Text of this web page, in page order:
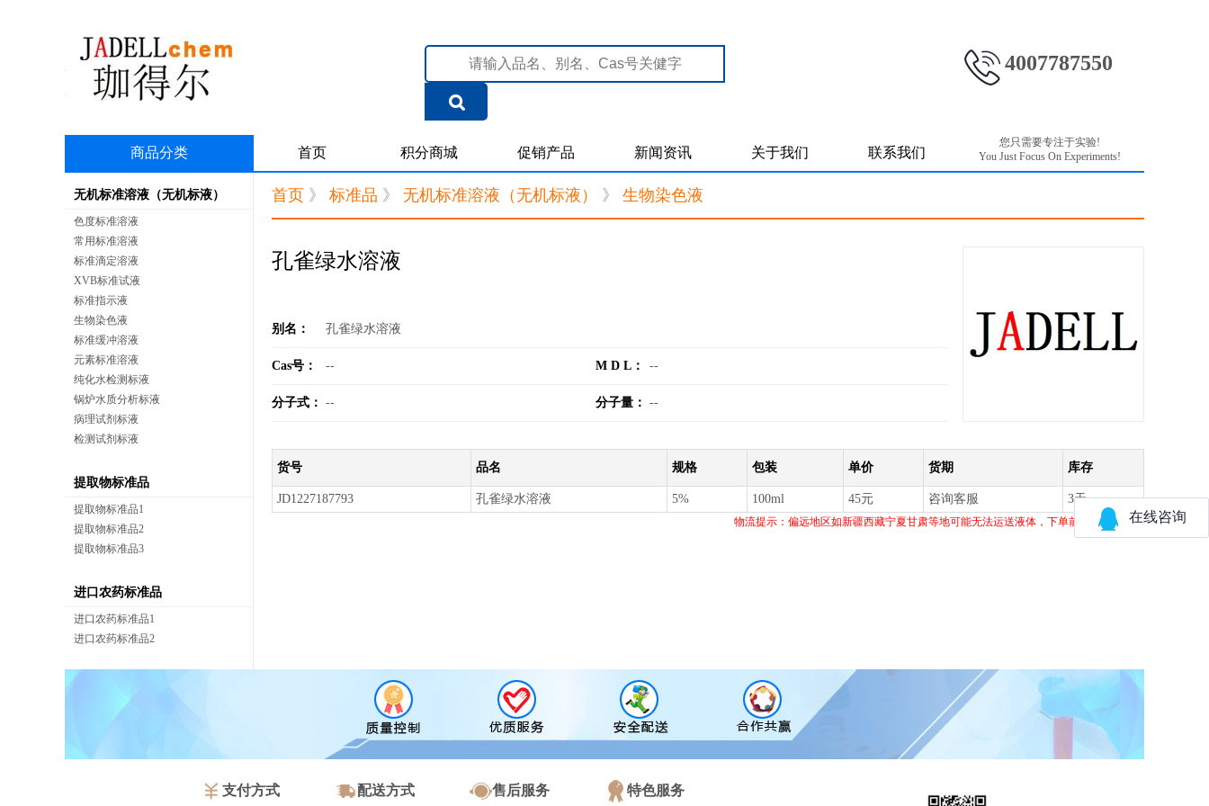
4007787550
商品分类 首页 积分商城 促销产品 新闻资讯 关于我们 联系我们
您只需要专注于实验!
You Just Focus On Experiments!
无机标准溶液（无机标液）
色度标准溶液
常用标准溶液
标准滴定溶液
XVB标准试液
标准指示液
生物染色液
标准缓冲溶液
元素标准溶液
纯化水检测标液
锅炉水质分析标液
病理试剂标液
检测试剂标液
提取物标准品
提取物标准品1
提取物标准品2
提取物标准品3
进口农药标准品
进口农药标准品1
进口农药标准品2
首页 》 标准品 》 无机标准溶液（无机标液） 》 生物染色液
孔雀绿水溶液
别名： 孔雀绿水溶液
Cas号： -- M D L： --
分子式： -- 分子量： --
货号 品名 规格 包装 单价 货期 库存
JD1227187793 孔雀绿水溶液 5% 100ml 45元 咨询客服 3天
物流提示：偏远地区如新疆西藏宁夏甘肃等地可能无法运送液体，下单前请联系客服。
支付方式 配送方式 售后服务 特色服务